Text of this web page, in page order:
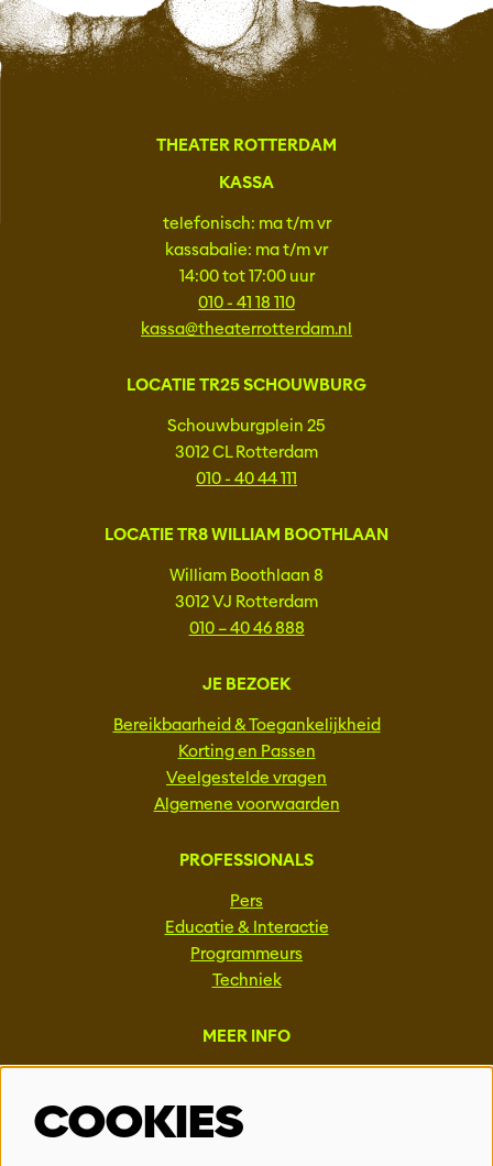
THEATER ROTTERDAM
KASSA
telefonisch: ma t/m vr
kassabalie: ma t/m vr
14:00 tot 17:00 uur
010 - 41 18 110
kassa@theaterrotterdam.nl
LOCATIE TR25 SCHOUWBURG
Schouwburgplein 25
3012 CL Rotterdam
010 - 40 44 111
LOCATIE TR8 WILLIAM BOOTHLAAN
William Boothlaan 8
3012 VJ Rotterdam
010 – 40 46 888
JE BEZOEK
Bereikbaarheid & Toegankelijkheid
Korting en Passen
Veelgestelde vragen
Algemene voorwaarden
PROFESSIONALS
Pers
Educatie & Interactie
Programmeurs
Techniek
MEER INFO
Vacatures
Events & Partnerships
COOKIES